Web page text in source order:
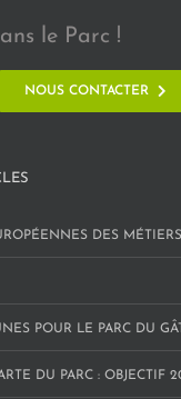
le Parc !
NOUS CONTACTER
DES MÉTIERS
POUR LE PARC DU
DU PARC : OBJECTIF